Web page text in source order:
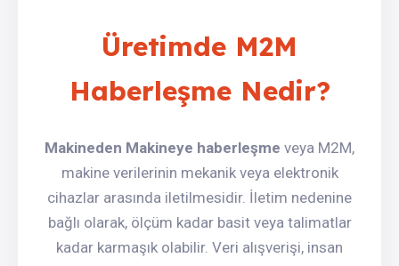
Üretimde M2M
Haberleşme Nedir?
Makineden Makineye haberleşme veya M2M,
makine verilerinin mekanik veya elektronik
cihazlar arasında iletilmesidir. İletim nedenine
bağlı olarak, ölçüm kadar basit veya talimatlar
kadar karmaşık olabilir. Veri alışverişi, insan